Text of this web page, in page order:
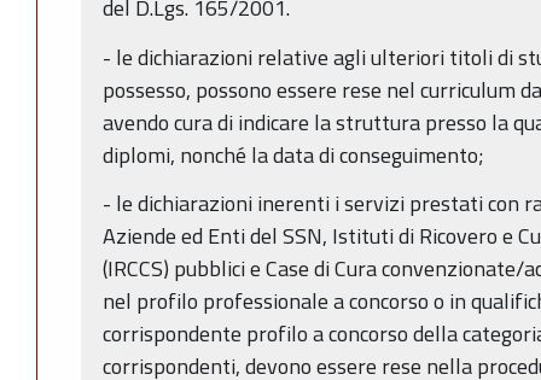
del D.Lgs. 165/2001.
- le dichiarazioni relative agli ulteriori titoli di
possesso, possono essere rese nel curriculum
avendo cura di indicare la struttura presso la
diplomi, nonché la data di conseguimento;
- le dichiarazioni inerenti i servizi prestati con
Aziende ed Enti del SSN, Istituti di Ricovero e
(IRCCS) pubblici e Case di Cura
nel profilo professionale a concorso o in
corrispondente profilo a concorso della
corrispondenti, devono essere rese nella